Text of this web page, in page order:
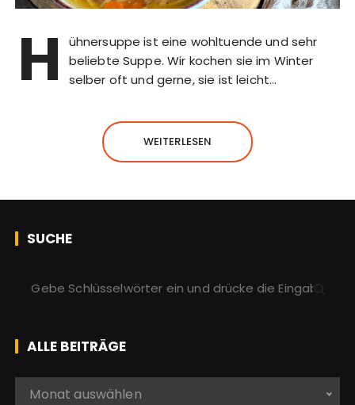
H
ühnersuppe ist eine wohltuende und sehr
beliebte Suppe. Wir kochen sie im Winter
selber oft und gerne, sie ist leicht…
WEITERLESEN
SUCHE
h
e
n
ALLE BEITRÄGE
Monat auswählen